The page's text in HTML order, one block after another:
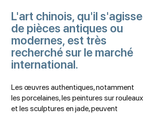
L'art chinois, qu'il s'agisse
de pièces antiques ou
modernes, est très
recherché sur le marché
international.
Les œuvres authentiques, notamment
les porcelaines, les peintures sur rouleaux
et les sculptures en jade, peuvent